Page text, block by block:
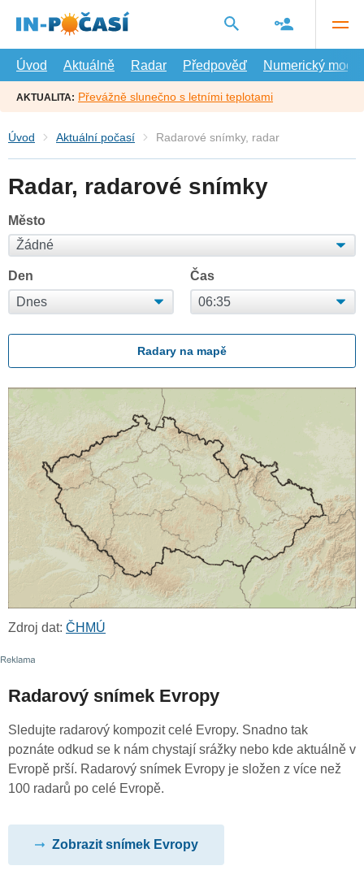
hlavní
Úvod
Aktuálně Radar Předpověď Numerický model
AKTUALITA: Převážně slunečno s letními teplotami
Úvod Aktuální počasí Radarové snímky, radar
Radar, radarové snímky
Město
Den Čas
Radary na mapě
Zdroj dat: ČHMÚ
Radarový snímek Evropy
Sledujte radarový kompozit celé Evropy. Snadno tak
poznáte odkud se k nám chystají srážky nebo kde aktuálně v
Evropě prší. Radarový snímek Evropy je složen z více než
100 radarů po celé Evropě.
Zobrazit snímek Evropy